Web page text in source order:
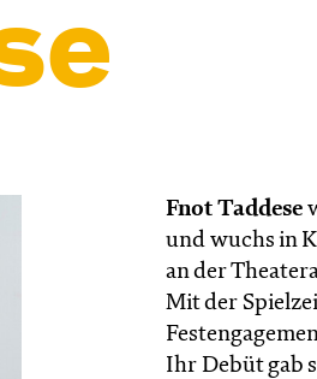
Fnot Taddese
und wuchs in
an der
Mit der
Ihr Debüt gab